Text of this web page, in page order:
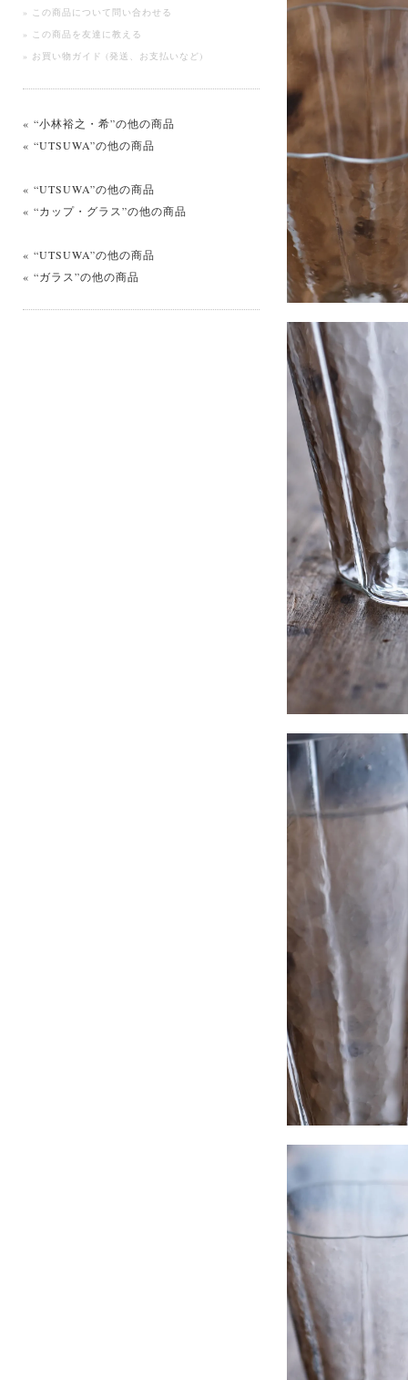
» この商品について問い合わせる
» この商品を友達に教える
» お買い物ガイド (発送、お支払いなど)
« “小林裕之・希”の他の商品
« “UTSUWA”の他の商品
« “UTSUWA”の他の商品
« “カップ・グラス”の他の商品
« “UTSUWA”の他の商品
« “ガラス”の他の商品